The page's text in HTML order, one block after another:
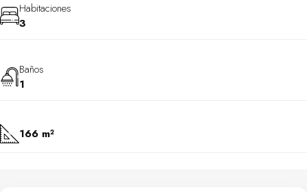
Habitaciones
3
Baños
1
166 m²